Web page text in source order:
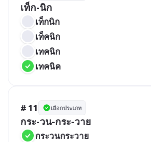
เท็ก-นิก
เท็กนิก
เท็คนิก
เทคนิก
เทคนิค
# 11 เลือกประเภท
กระ-วน-กระ-วาย
กระวนกระวาย